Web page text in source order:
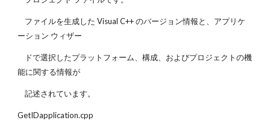
ファイルを生成した Visual C++ のバージョン情報と、アプリケ
ーション ウィザー
ドで選択したプラットフォーム、構成、およびプロジェクトの機
能に関する情報が
記述されています。
GetIDapplication.cpp